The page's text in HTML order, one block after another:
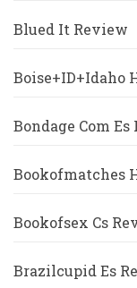
Blued It Review
Boise+ID+Idaho
Bondage Com
Bookofmatches
Bookofsex Cs
Brazilcupid Es